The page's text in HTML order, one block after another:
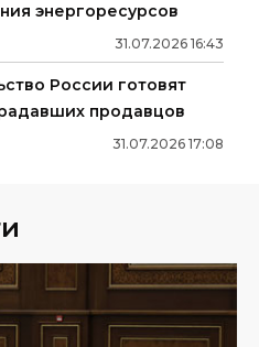
энергоресурсов
31.07.2026 16:43
России готовят
продавцов
31.07.2026 17:08